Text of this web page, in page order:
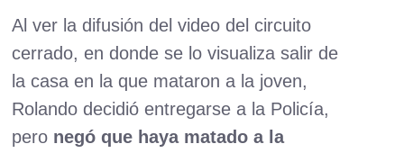
Al ver la difusión del video del circuito
cerrado, en donde se lo visualiza salir de
la casa en la que mataron a la joven,
Rolando decidió entregarse a la Policía,
pero negó que haya matado a la